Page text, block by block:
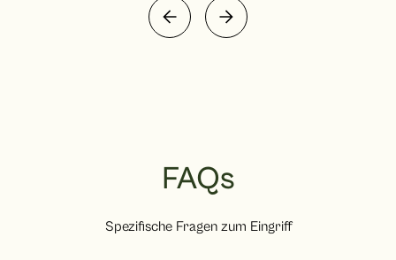
FAQs
Spezifische Fragen zum Eingriff